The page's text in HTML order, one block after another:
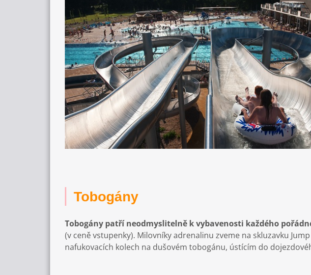
Tobogány
Tobogány patří neodmyslitelně k vybavenosti každého
(v ceně vstupenky). Milovníky adrenalinu zveme na skluzavku
nafukovacích kolech na dušovém tobogánu, ústícím do